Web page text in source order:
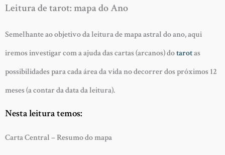
Leitura de tarot: mapa do Ano
Semelhante ao objetivo da leitura de mapa astral do ano, aqui
iremos investigar com a ajuda das cartas (arcanos) dotarotas
possibilidades para cada área da vida no decorrer dos próximos 12
meses (a contar da data da leitura).
Nesta leitura temos:
Carta Central – Resumo do mapa